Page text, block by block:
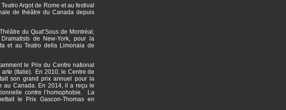
Argot de Rome et au festival
de théâtre du Canada depuis
du Quat’Sous de Montréal,
de New-York, pour la
et au Teatro della Limonaia de
le Prix du Centre national
(Italie). En 2010, le Centre de
son grand prix annuel pour la
au Canada. En 2014, il a reçu le
contre l’homophobie. La
le Prix Gascon-Thomas en